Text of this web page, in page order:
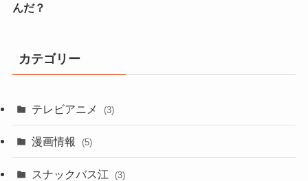
んだ？
カテゴリー
テレビアニメ (3)
漫画情報 (5)
スナックバス江 (3)